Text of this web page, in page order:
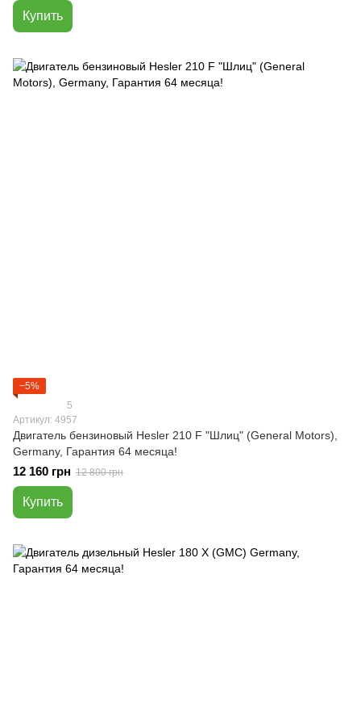
Купить
−5%
5
Артикул: 4957
Двигатель бензиновый Hesler 210 F "Шлиц" (General Motors),
Germany, Гарантия 64 месяца!
12 160 грн 12 800 грн
Купить